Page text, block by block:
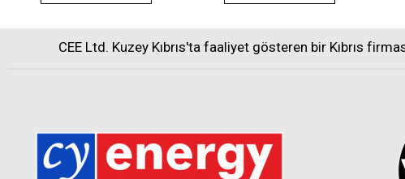
CEE Ltd. Kuzey Kıbrıs'ta faaliyet gösteren bir Kıbrıs